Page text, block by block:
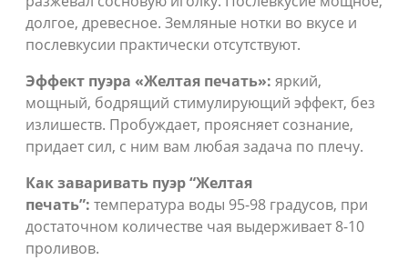
долгое, древесное. Земляные нотки во вкусе и
послевкусии практически отсутствуют.
Эффект пуэра «Желтая печать»: яркий,
мощный, бодрящий стимулирующий эффект, без
излишеств. Пробуждает, проясняет сознание,
придает сил, с ним вам любая задача по плечу.
Как заваривать пуэр “Желтая
печать”: температура воды 95-98 градусов, при
достаточном количестве чая выдерживает 8-10
проливов.